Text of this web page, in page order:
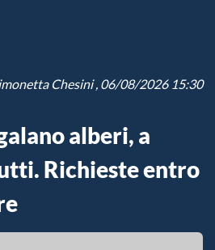
Chesini, 06/08/2026 15:30
alberi, a
Richieste entro